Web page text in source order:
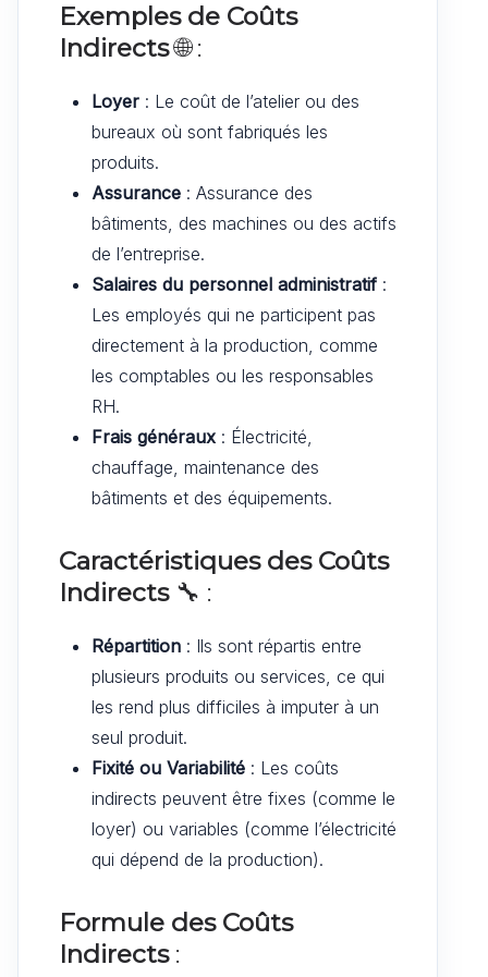
Exemples de Coûts
Indirects🌐 :
Loyer : Le coût de l’atelier ou des
bureaux où sont fabriqués les
produits.
Assurance : Assurance des
bâtiments, des machines ou des actifs
de l’entreprise.
Salaires du personnel administratif :
Les employés qui ne participent pas
directement à la production, comme
les comptables ou les responsables
RH.
Frais généraux: Électricité,
chauffage, maintenance des
bâtiments et des équipements.
Caractéristiques des Coûts
Indirects🔧 :
Répartition : Ils sont répartis entre
plusieurs produits ou services, ce qui
les rend plus difficiles à imputer à un
seul produit.
Fixité ou Variabilité : Les coûts
indirects peuvent être fixes (comme le
loyer) ou variables (comme l’électricité
qui dépend de la production).
Formule des Coûts
Indirects: